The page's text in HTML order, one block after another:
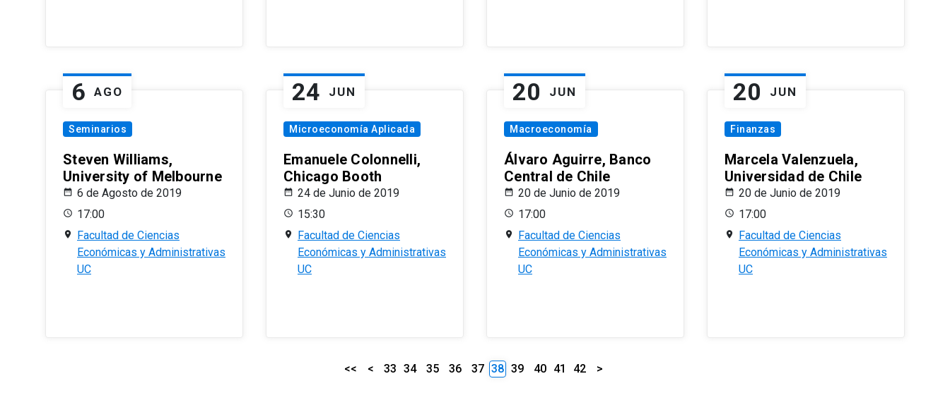
6 AGO
Seminarios
Steven Williams,
University of Melbourne
6 de Agosto de 2019
17:00
Facultad de Ciencias
Económicas y Administrativas
UC
24 JUN
Microeconomía Aplicada
Emanuele Colonnelli,
Chicago Booth
24 de Junio de 2019
15:30
Facultad de Ciencias
Económicas y Administrativas
UC
20 JUN
Macroeconomía
Álvaro Aguirre, Banco
Central de Chile
20 de Junio de 2019
17:00
Facultad de Ciencias
Económicas y Administrativas
UC
20 JUN
Finanzas
Marcela Valenzuela,
Universidad de Chile
20 de Junio de 2019
17:00
Facultad de Ciencias
Económicas y Administrativas
UC
<< < 33 34 35 36 37 38 39 40 41 42 >